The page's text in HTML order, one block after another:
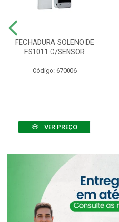
FECHADURA SOLENOIDE
FS1011 C/SENSOR
Código: 670006
VER PREÇO